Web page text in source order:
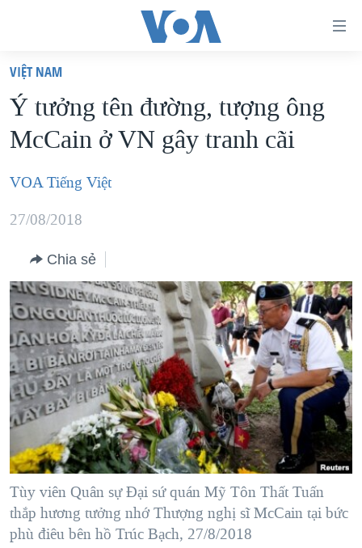
truy
cập
Tới
dung
chính
hướng
chính
Đi
tới
"Tìm"
TRANG CHỦ
VIỆT NAM
HOA KỲ
BIỂN ĐÔNG
DIỄN ĐÀN
MỤC
TỰ DO BÁO CHÍ
VẠCH TRẦN TIN GIẢ
NGƯỜI VIỆT HẢI NGOẠI
ĐỜI SỐNG
KINH TẾ
KHOA HỌC
SỨC KHOẺ
VĂN HOÁ
CHUYÊN ĐỀ
CHIẾN TRANH THƯƠNG MẠI CỦA MỸ: QUÁ KHỨ VÀ HIỆN
TẠI
HÀNH TRÌNH BẦU CỬ 2024
MỘT NĂM CHIẾN TRANH TẠI DẢI GAZA
GIẢI MÃ VÀNH ĐAI & CON ĐƯỜNG
TRỊNH VĨNH BÌNH - NGƯỜI HẠ 'BÊN THẮNG CUỘC'
GROUND ZERO – XƯA VÀ NAY
HỌC TIẾNG ANH
VIDEO
NGHE
MẠNG XÃ HỘI
Ngôn ngữ khác
VIỆT NAM
Ý tưởng tên đường, tượng ông
McCain ở VN gây tranh cãi
VOA Tiếng Việt
27/08/2018
Chia sẻ
Tùy viên Quân sự Đại sứ quán Mỹ Tôn Thất Tuấn
thắp hương tưởng nhớ Thượng nghị sĩ McCain tại bức
phù điêu bên hồ Trúc Bạch, 27/8/2018